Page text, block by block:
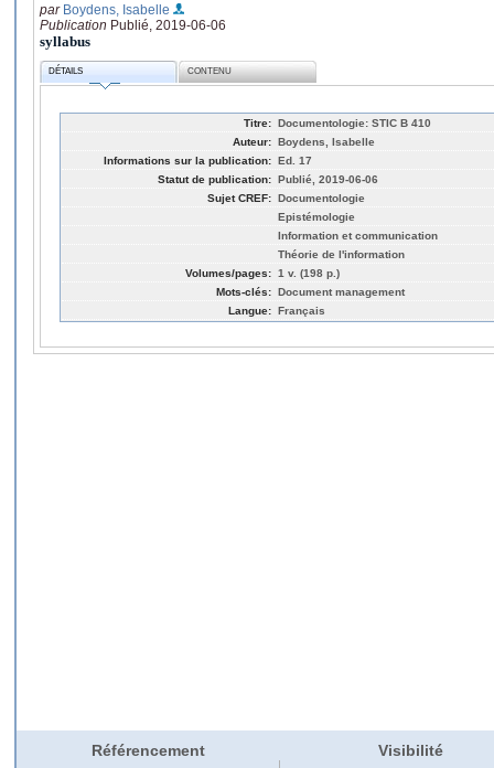
par Boydens, Isabelle
Publication Publié, 2019-06-06
syllabus
DÉTAILS CONTENU
Titre: Documentologie: STIC B 410
Auteur: Boydens, Isabelle
Informations sur la publication: Ed. 17
Statut de publication: Publié, 2019-06-06
Sujet CREF: Documentologie
Epistémologie
Information et communication
Théorie de l'information
Volumes/pages: 1 v. (198 p.)
Mots-clés: Document management
Langue: Français
Référencement Visibilité